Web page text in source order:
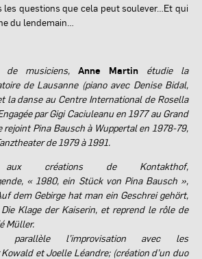
les questions que cela peut soulever…Et qui
du lendemain…
de musiciens, Anne Martin étudie la
de Lausanne (piano avec Denise Bidal,
la danse au Centre International de Rosella
par Gigi Caciuleanu en 1977 au Grand
rejoint Pina Bausch à Wuppertal en 1978-79,
de 1979 à 1991.
créations de Kontakthof,
« 1980, ein Stück von Pina Bausch »,
dem Gebirge hat man ein Geschrei gehört,
Klage der Kaiserin, et reprend le rôle de
Müller.
l’improvisation avec les
et Joelle Léandre; (création d’un duo